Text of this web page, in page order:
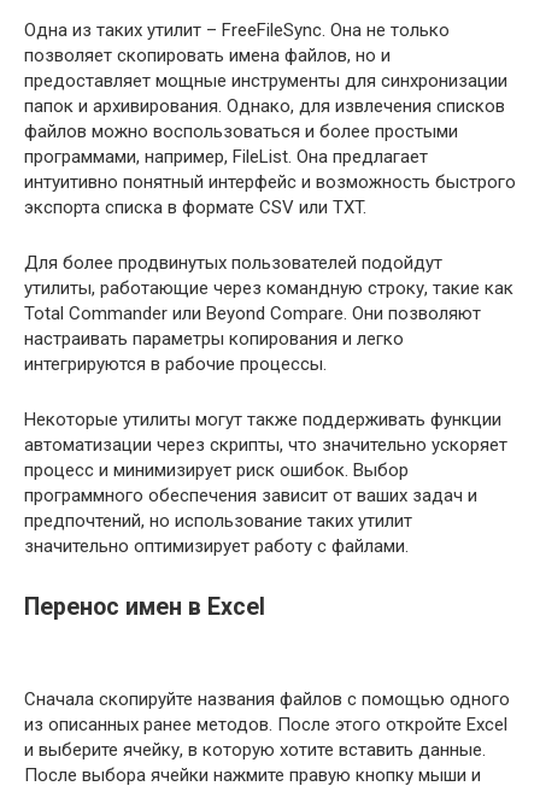
Одна из таких утилит – FreeFileSync. Она не только
позволяет скопировать имена файлов, но и
предоставляет мощные инструменты для синхронизации
папок и архивирования. Однако, для извлечения списков
файлов можно воспользоваться и более простыми
программами, например, FileList. Она предлагает
интуитивно понятный интерфейс и возможность быстрого
экспорта списка в формате CSV или TXT.
Для более продвинутых пользователей подойдут
утилиты, работающие через командную строку, такие как
Total Commander или Beyond Compare. Они позволяют
настраивать параметры копирования и легко
интегрируются в рабочие процессы.
Некоторые утилиты могут также поддерживать функции
автоматизации через скрипты, что значительно ускоряет
процесс и минимизирует риск ошибок. Выбор
программного обеспечения зависит от ваших задач и
предпочтений, но использование таких утилит
значительно оптимизирует работу с файлами.
Перенос имен в Excel
Сначала скопируйте названия файлов с помощью одного
из описанных ранее методов. После этого откройте Excel
и выберите ячейку, в которую хотите вставить данные.
После выбора ячейки нажмите правую кнопку мыши и